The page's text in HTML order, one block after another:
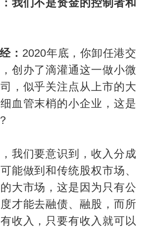
我们不是资金的控制者和
： 2020年底，你卸任港交
创办了滴灌通这一做小微
，似乎关注点从上市的大
血管末梢的小企业，这是
我们要意识到，收入分成
能做到和传统股权市场、
大市场，这是因为只有公
才能去融债、融股，而所
收入，只要有收入就可以